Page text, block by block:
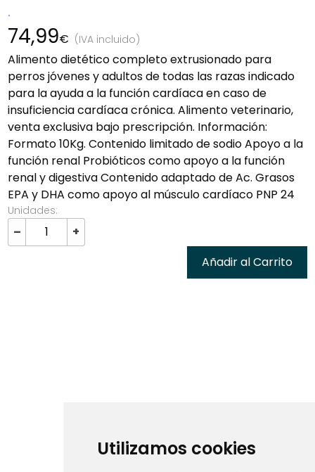
Utilizamos cookies
.
74,99€ (IVA incluido)
Alimento dietético completo extrusionado para
perros jóvenes y adultos de todas las razas indicado
para la ayuda a la función cardíaca en caso de
insuficiencia cardíaca crónica. Alimento veterinario,
venta exclusiva bajo prescripción. Información:
Formato 10Kg. Contenido limitado de sodio Apoyo a la
función renal Probióticos como apoyo a la función
renal y digestiva Contenido adaptado de Ac. Grasos
EPA y DHA como apoyo al músculo cardíaco PNP 24
Unidades:
–
+
Añadir al Carrito